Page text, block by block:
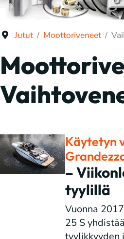
Jutut Moottoriveneet
Käytetyn
–
tyylillä
Vuonna
25 S
tyylikkyyden